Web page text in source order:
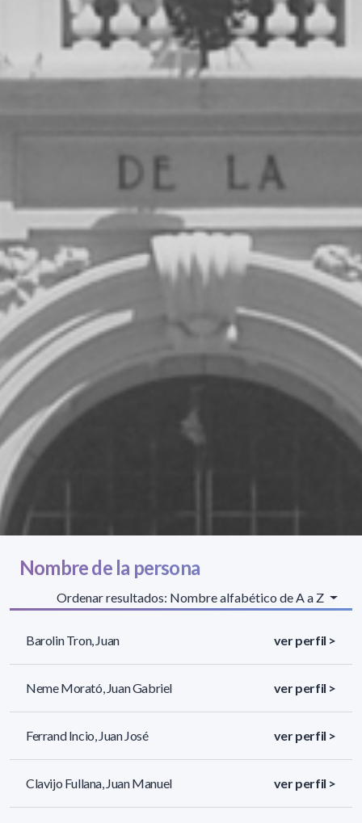
Nombre de la persona
Ordenar resultados: Nombre alfabético de A a Z
Barolin Tron, Juan ver perfil >
Neme Morató, Juan Gabriel ver perfil >
Ferrand Incio, Juan José ver perfil >
Clavijo Fullana, Juan Manuel ver perfil >